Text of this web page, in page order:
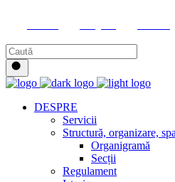
DESPRE
Servicii
Structură, organizare,
Organigramă
Secții
Regulament